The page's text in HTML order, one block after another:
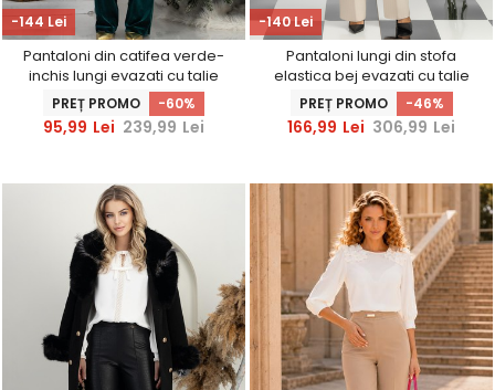
-144 Lei
Pantaloni din catifea verde-
inchis lungi evazati cu talie
inalta pe suport de elastic -
StarShinerS
PREȚ PROMO -60%
95,99 Lei 239,99 Lei
-140 Lei
Pantaloni lungi din stofa
elastica bej evazati cu talie
inalta si buzunare laterale
PREȚ PROMO -46%
166,99 Lei 306,99 Lei